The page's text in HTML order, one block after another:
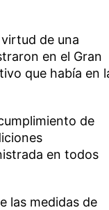
de una
en el Gran
que había en
de
en todos
las medidas de